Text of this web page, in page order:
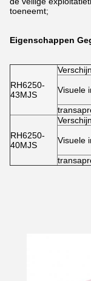
toeneemt;
Eigenschappen
RH6250-
43MJS
Visuele
RH6250-
40MJS
Visuele